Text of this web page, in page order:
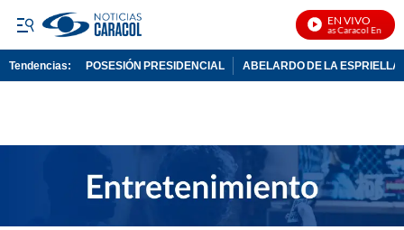
EN VIVO
Noticias Caracol En Vivo
Tendencias: POSESIÓN PRESIDENCIAL ABELARDO DE LA ESPRIELLA